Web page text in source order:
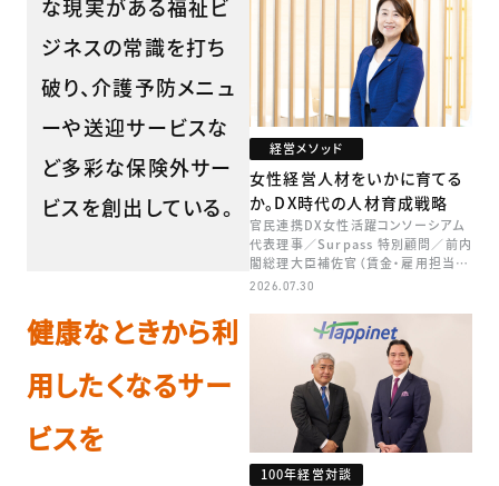
な現実がある福祉ビ
ジネスの常識を打ち
破り、介護予防メニュ
ーや送迎サービスな
ど多彩な保険外サー
ビスを創出している。
健康なときから利
用したくなるサー
ビスを
経営メソッド
女性経営人材をいかに育てる
か。DX時代の人材育成戦略
官民連携DX女性活躍コンソーシアム
代表理事／Surpass 特別顧問／前内
閣総理大臣補佐官（賃金・雇用担当）
矢田 稚子
2026.07.30
100年経営対談